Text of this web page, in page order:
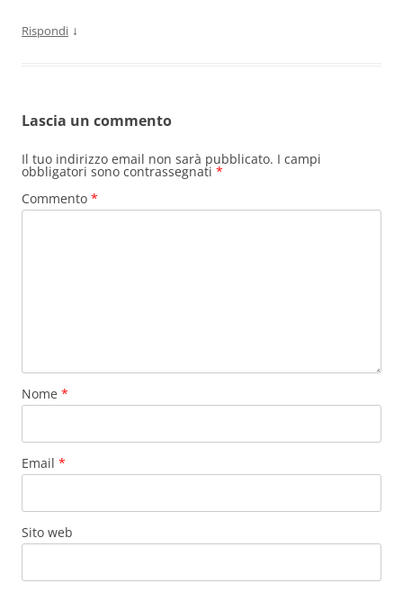
Rispondi ↓
Lascia un commento
Il tuo indirizzo email non sarà pubblicato. I campi
obbligatori sono contrassegnati *
Commento *
Nome *
Email *
Sito web